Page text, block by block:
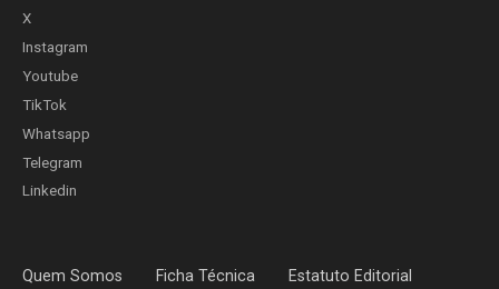
X
Instagram
Youtube
TikTok
Whatsapp
Telegram
Linkedin
Quem Somos Ficha Técnica Estatuto Editorial